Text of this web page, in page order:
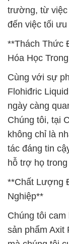
trường, từ việc
đến việc tối
**Thách Thức
Hóa Học
Cùng với sự
Flohiđric
ngày càng
Chúng tôi, tại
không chỉ là
tác đáng tin
hỗ trợ họ
**Chất Lượng
Nghiệp**
Chúng tôi
sản phẩm Axit